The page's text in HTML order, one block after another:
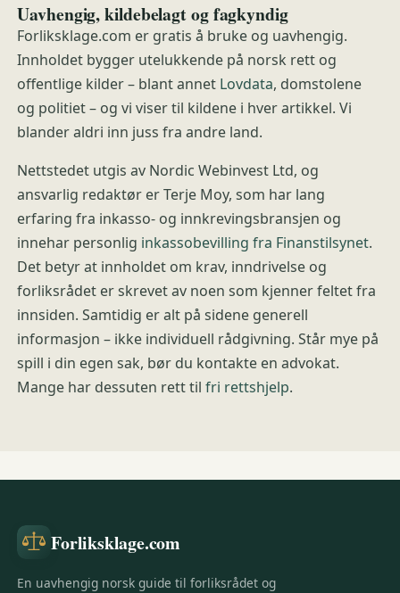
Uavhengig, kildebelagt og fagkyndig
Forliksklage.com er gratis å bruke og uavhengig.
Innholdet bygger utelukkende på norsk rett og
offentlige kilder – blant annet Lovdata, domstolene
og politiet – og vi viser til kildene i hver artikkel. Vi
blander aldri inn juss fra andre land.
Nettstedet utgis av Nordic Webinvest Ltd, og
ansvarlig redaktør er Terje Moy, som har lang
erfaring fra inkasso- og innkrevingsbransjen og
innehar personlig inkassobevilling fra Finanstilsynet.
Det betyr at innholdet om krav, inndrivelse og
forliksrådet er skrevet av noen som kjenner feltet fra
innsiden. Samtidig er alt på sidene generell
informasjon – ikke individuell rådgivning. Står mye på
spill i din egen sak, bør du kontakte en advokat.
Mange har dessuten rett tilfri rettshjelp.
Forliksklage.com
En uavhengig norsk guide til forliksrådet og